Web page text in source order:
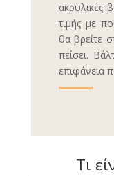
ακρυλικές
τιμής με
θα βρείτε
πείσει.
επιφάνεια
Τι